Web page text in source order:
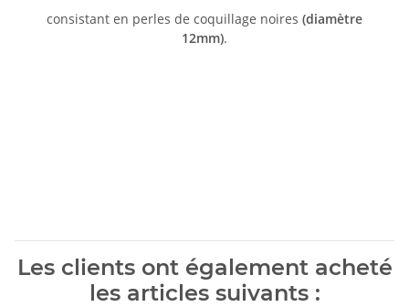
consistant en perles de coquillage noires (diamètre
12mm).
Les clients ont également acheté
les articles suivants :